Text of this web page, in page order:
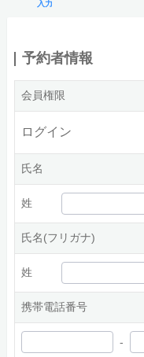
入力
予約者情報
会員権限
ログイン
氏名
姓
氏名(フリガナ)
姓
携帯電話番号
-